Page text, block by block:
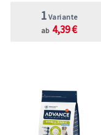
1 Variante
ab 4,39 €